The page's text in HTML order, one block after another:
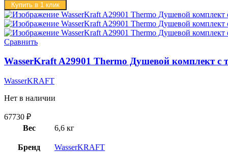
Купить в 1 клик
Сравнить
WasserKraft A29901 Thermo Душевой комплект с
WasserKRAFT
Нет в наличии
67730 ₽
Вес
6,6 кг
Бренд WasserKRAFT